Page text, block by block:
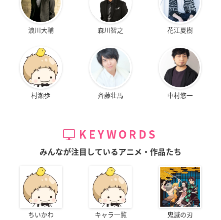
浪川大輔 森川智之 花江夏樹
村瀬歩 斉藤壮馬 中村悠一
KEYWORDS
みんなが注目しているアニメ・作品たち
ちいかわ キャラ一覧 鬼滅の刃